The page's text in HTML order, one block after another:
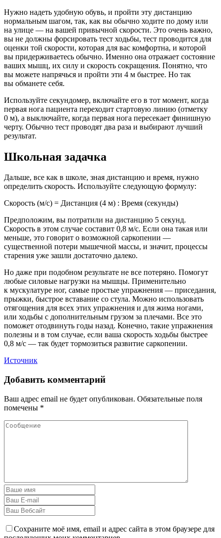
Нужно надеть удобную обувь, и пройти эту дистанцию
нормальным шагом, так, как вы обычно ходите по дому или
на улице — на вашей привычной скорости. Это очень важно,
вы не должны форсировать тест ходьбы, тест проводится для
оценки той скорости, которая для вас комфортна, и которой
вы придерживаетесь обычно. Именно она отражает состояние
ваших мышц, их силу и скорость сокращения. Понятно, что
вы можете напрячься и пройти эти 4 м быстрее. Но так
вы обманете себя.
Используйте секундомер, включайте его в тот момент, когда
первая нога пациента переходит стартовую линию (отметку
0 м), а выключайте, когда первая нога пересекает финишную
черту. Обычно тест проводят два раза и выбирают лучший
результат.
Школьная задачка
Дальше, все как в школе, зная дистанцию и время, нужно
определить скорость. Используйте следующую формулу:
Скорость (м/с) = Дистанция (4 м) : Время (секунды)
Предположим, вы потратили на дистанцию 5 секунд.
Скорость в этом случае составит 0,8 м/с. Если она такая или
меньше, это говорит о возможной саркопении —
существенной потери мышечной массы, и значит, процессы
старения уже зашли достаточно далеко.
Но даже при подобном результате не все потеряно. Помогут
любые силовые нагрузки на мышцы. Применительно
к мускулатуре ног, самые простые упражнения — приседания,
прыжки, быстрое вставание со стула. Можно использовать
отягощения для всех этих упражнения и для жима ногами,
или ходьбы с дополнительным грузом за плечами. Все это
поможет отодвинуть годы назад. Конечно, такие упражнения
полезны и в том случае, если ваша скорость ходьбы быстрее
0,8 м/с — так будет тормозиться развитие саркопении.
Источник
Добавить комментарий
Ваш адрес email не будет опубликован. Обязательные поля
помечены *
Сохраните моё имя, email и адрес сайта в этом браузере для